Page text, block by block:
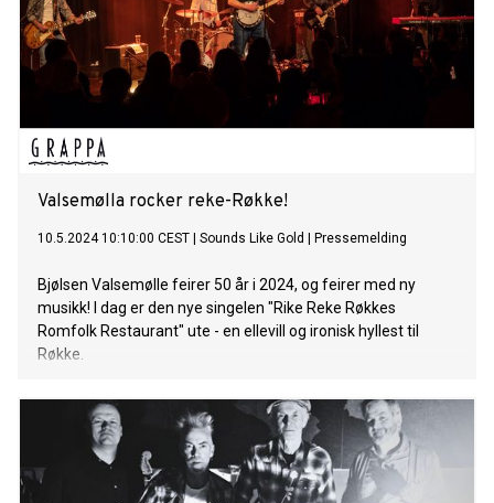
Valsemølla rocker reke-Røkke!
10.5.2024 10:10:00 CEST Sounds Like Gold Pressemelding
Bjølsen Valsemølle feirer 50 år i 2024, og feirer med ny
musikk! I dag er den nye singelen "Rike Reke Røkkes
Romfolk Restaurant" ute - en ellevill og ironisk hyllest til
Røkke.